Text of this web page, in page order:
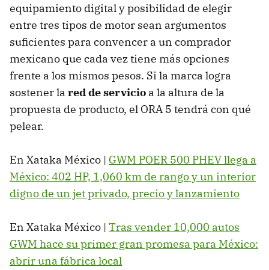
equipamiento digital y posibilidad de elegir
entre tres tipos de motor sean argumentos
suficientes para convencer a un comprador
mexicano que cada vez tiene más opciones
frente a los mismos pesos. Si la marca logra
sostener la red de servicio a la altura de la
propuesta de producto, el ORA 5 tendrá con qué
pelear.
En Xataka México | GWM POER 500 PHEV llega a
México: 402 HP, 1,060 km de rango y un interior
digno de un jet privado, precio y lanzamiento
En Xataka México | Tras vender 10,000 autos
GWM hace su primer gran promesa para México:
abrir una fábrica local